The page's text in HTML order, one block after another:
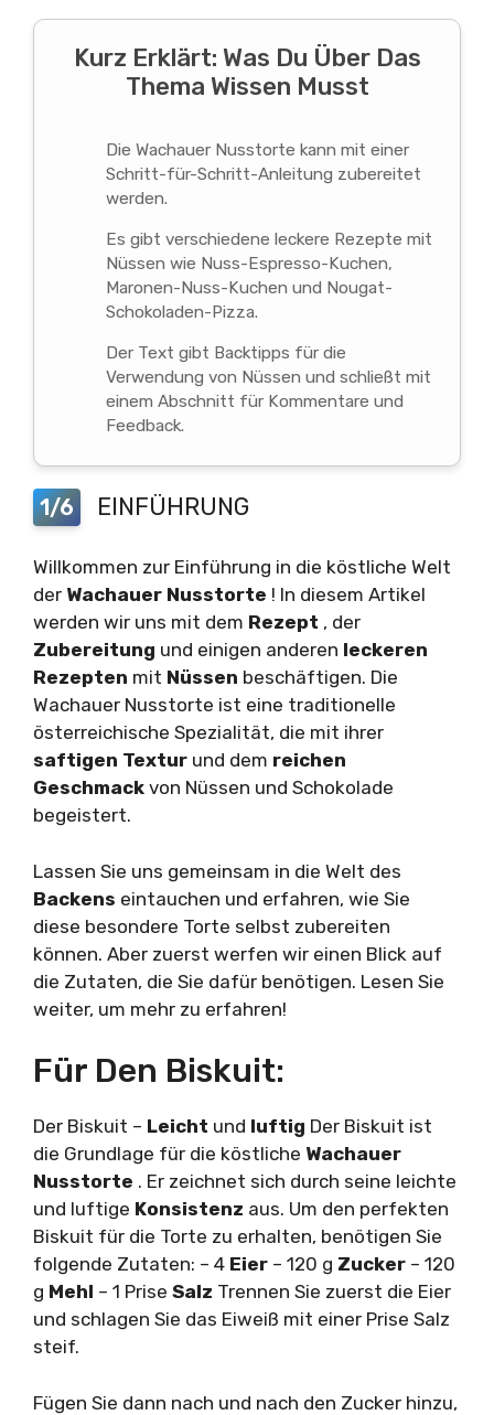
Kurz Erklärt: Was Du Über Das
Thema Wissen Musst
Die Wachauer Nusstorte kann mit einer
Schritt-für-Schritt-Anleitung zubereitet
werden.
Es gibt verschiedene leckere Rezepte mit
Nüssen wie Nuss-Espresso-Kuchen,
Maronen-Nuss-Kuchen und Nougat-
Schokoladen-Pizza.
Der Text gibt Backtipps für die
Verwendung von Nüssen und schließt mit
einem Abschnitt für Kommentare und
Feedback.
1/6 EINFÜHRUNG
Willkommen zur Einführung in die köstliche Welt
der Wachauer Nusstorte ! In diesem Artikel
werden wir uns mit dem Rezept , der
Zubereitung und einigen anderen leckeren
Rezepten mit Nüssen beschäftigen. Die
Wachauer Nusstorte ist eine traditionelle
österreichische Spezialität, die mit ihrer
saftigen Textur und dem reichen
Geschmack von Nüssen und Schokolade
begeistert.
Lassen Sie uns gemeinsam in die Welt des
Backens eintauchen und erfahren, wie Sie
diese besondere Torte selbst zubereiten
können. Aber zuerst werfen wir einen Blick auf
die Zutaten, die Sie dafür benötigen. Lesen Sie
weiter, um mehr zu erfahren!
Für Den Biskuit:
Der Biskuit – Leicht und luftig Der Biskuit ist
die Grundlage für die köstliche Wachauer
Nusstorte . Er zeichnet sich durch seine leichte
und luftige Konsistenz aus. Um den perfekten
Biskuit für die Torte zu erhalten, benötigen Sie
folgende Zutaten: – 4 Eier – 120 g Zucker – 120
g Mehl – 1 Prise Salz Trennen Sie zuerst die Eier
und schlagen Sie das Eiweiß mit einer Prise Salz
steif.
Fügen Sie dann nach und nach den Zucker hinzu,